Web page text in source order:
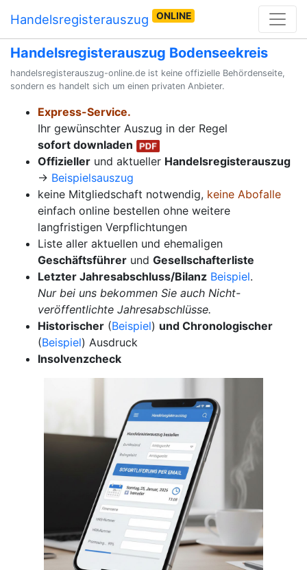
Handelsregisterauszug ONLINE
Handelsregisterauszug Bodenseekreis
handelsregisterauszug-online.de ist keine offizielle Behördenseite,
sondern es handelt sich um einen privaten Anbieter.
Express-Service.
Ihr gewünschter Auszug in der Regel
sofort downladen
Offizieller und aktueller Handelsregisterauszug
→ Beispielsauszug
keine Mitgliedschaft notwendig, keine Abofalle
einfach online bestellen ohne weitere
langfristigen Verpflichtungen
Liste aller aktuellen und ehemaligen
Geschäftsführer und Gesellschafterliste
Letzter Jahresabschluss/Bilanz Beispiel.
Nur bei uns bekommen Sie auch Nicht-
veröffentlichte Jahresabschlüsse.
Historischer (Beispiel) und Chronologischer
(Beispiel) Ausdruck
Insolvenzcheck